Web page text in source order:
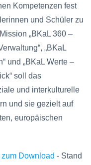
Kompetenzen fest
und Schüler zu
„BKaL 360 –
„BKaL
und „BKaL Werte –
soll das
und interkulturelle
und sie gezielt auf
europäischen
Download - Stand